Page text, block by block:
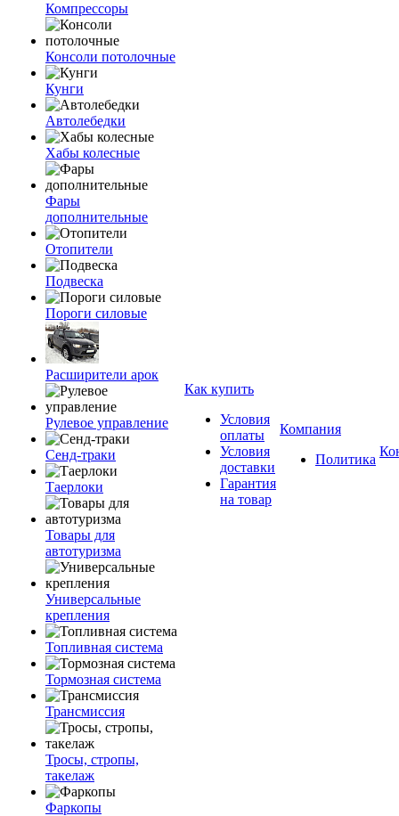
Компрессоры
Консоли потолочные
Кунги
Автолебедки
Хабы колесные
Фары
дополнительные
Отопители
Подвеска
Пороги силовые
Расширители арок
Рулевое управление
Сенд-траки
Таерлоки
Товары для
автотуризма
Универсальные
крепления
Топливная система
Тормозная система
Трансмиссия
Тросы, стропы,
такелаж
Фаркопы
Как купить
Условия
оплаты
Условия
доставки
Гарантия
на товар
Компания
Политика